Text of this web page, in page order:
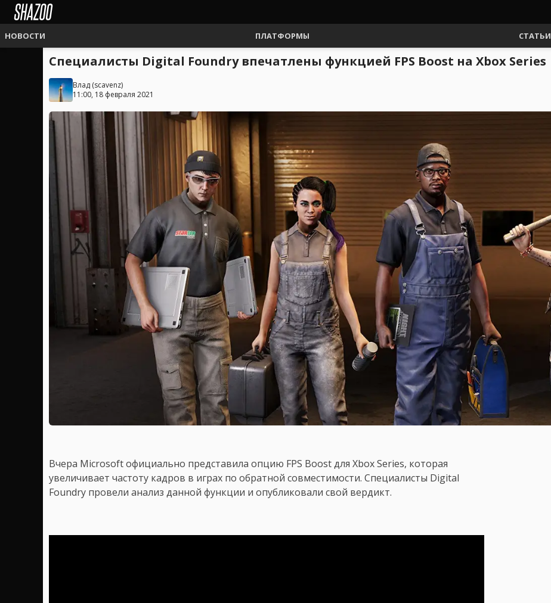
НОВОСТИ ПЛАТФОРМЫ СТАТЬИ
Специалисты Digital Foundry впечатлены функцией FPS Boost на Xbox Series
Влад (scavenz)
11:00, 18 февраля 2021
Вчера Microsoft официально представила опцию FPS Boost для Xbox Series, которая
увеличивает частоту кадров в играх по обратной совместимости. Специалисты Digital
Foundry провели анализ данной функции и опубликовали свой вердикт.